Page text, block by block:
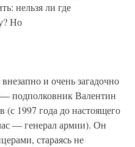
нельзя ли где
Но
и очень загадочно
подполковник Валентин
1997 года до настоящего
— генерал армии). Он
стараясь не